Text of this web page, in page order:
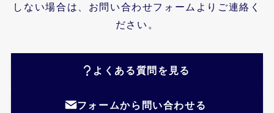
しない場合は、お問い合わせフォームよりご連絡く
ださい。
よくある質問を見る
フォームから問い合わせる